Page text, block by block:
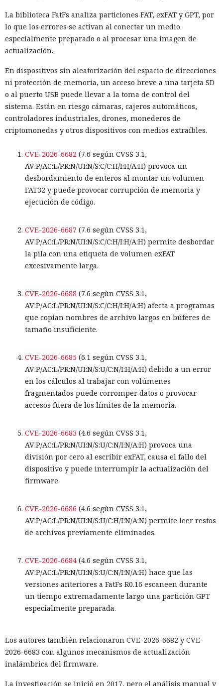
La biblioteca FatFs analiza particiones FAT, exFAT y GPT, por
lo que los errores se activan al conectar un medio
especialmente preparado o al procesar una imagen de
actualización.
En dispositivos sin aleatorización del espacio de direcciones
ni protección de memoria, un acceso breve a una tarjeta SD
o al puerto USB puede llevar a la toma de control del
sistema. Están en riesgo cámaras, cajeros automáticos,
controladores industriales, drones, monederos de
criptomonedas y otros dispositivos con medios extraíbles.
CVE-2026-6682 (7.6 según CVSS 3.1,
AV:P/AC:L/PR:N/UI:N/S:C/C:H/I:H/A:H) provoca un
desbordamiento de enteros al montar un volumen
FAT32 y puede provocar corrupción de memoria y
ejecución de código.
CVE-2026-6687 (7.6 según CVSS 3.1,
AV:P/AC:L/PR:N/UI:N/S:C/C:H/I:H/A:H) permite desbordar
la pila con una etiqueta de volumen exFAT
excesivamente larga.
CVE-2026-6688 (7.6 según CVSS 3.1,
AV:P/AC:L/PR:N/UI:N/S:C/C:H/I:H/A:H) afecta a programas
que copian nombres de archivo largos en búferes de
tamaño insuficiente.
CVE-2026-6685 (6.1 según CVSS 3.1,
AV:P/AC:L/PR:N/UI:N/S:U/C:N/I:H/A:H) debido a un error
en los cálculos al trabajar con volúmenes
fragmentados puede corromper datos o provocar
accesos fuera de los límites de la memoria.
CVE-2026-6683 (4.6 según CVSS 3.1,
AV:P/AC:L/PR:N/UI:N/S:U/C:N/I:N/A:H) provoca una
división por cero al escribir exFAT, causa el fallo del
dispositivo y puede interrumpir la actualización del
firmware.
CVE-2026-6686 (4.6 según CVSS 3.1,
AV:P/AC:L/PR:N/UI:N/S:U/C:H/I:N/A:N) permite leer restos
de archivos previamente eliminados.
CVE-2026-6684 (4.6 según CVSS 3.1,
AV:P/AC:L/PR:N/UI:N/S:U/C:N/I:N/A:H) hace que las
versiones anteriores a FatFs R0.16 escaneen durante
un tiempo extremadamente largo una partición GPT
especialmente preparada.
Los autores también relacionaron CVE-2026-6682 y CVE-
2026-6683 con algunos mecanismos de actualización
inalámbrica del firmware.
La investigación se inició en 2017, pero el análisis manual y